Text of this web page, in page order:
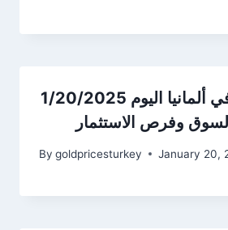
أسعار الذهب في ألمانيا اليوم 1/20/2025
وفرص الاستثمار
By goldpricesturkey January 20,